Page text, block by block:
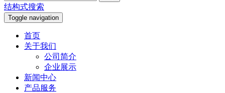
结构式搜索
Toggle navigation
首页
关于我们
公司简介
企业展示
新闻中心
产品服务